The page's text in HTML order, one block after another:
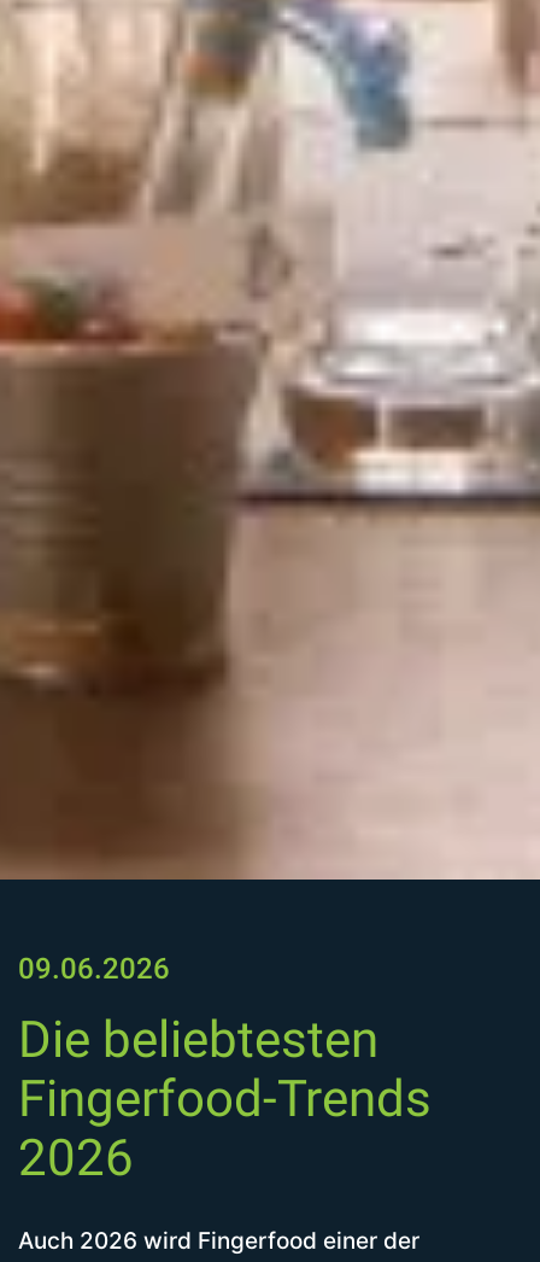
09.06.2026
Die beliebtesten
Fingerfood-Trends
2026
Auch 2026 wird Fingerfood einer der